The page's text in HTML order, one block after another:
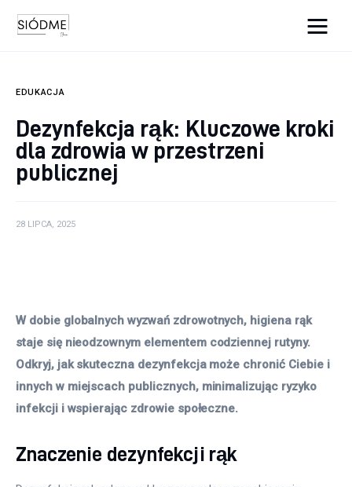
Uroda
Edukacja
Dom i ogród
EDUKACJA
Dezynfekcja rąk: Kluczowe kroki
dla zdrowia w przestrzeni
publicznej
28 LIPCA, 2025
W dobie globalnych wyzwań zdrowotnych, higiena rąk
staje się nieodzownym elementem codziennej rutyny.
Odkryj, jak skuteczna dezynfekcja może chronić Ciebie i
innych w miejscach publicznych, minimalizując ryzyko
infekcji i wspierając zdrowie społeczne.
Znaczenie dezynfekcji rąk